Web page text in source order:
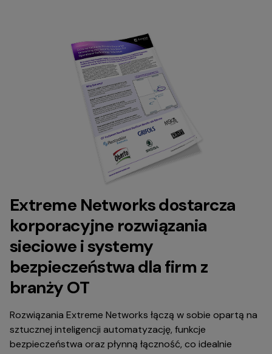
Extreme Networks dostarcza
korporacyjne rozwiązania
sieciowe i systemy
bezpieczeństwa dla firm z
branży OT
Rozwiązania Extreme Networks łączą w sobie opartą na
sztucznej inteligencji automatyzację, funkcje
bezpieczeństwa oraz płynną łączność, co idealnie